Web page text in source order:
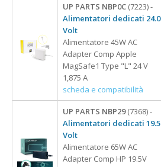
UP PARTS NBP0C (7223) -
Alimentatori dedicati 24.0
Volt
Alimentatore 45W AC
Adapter Comp Apple
MagSafe1 Type "L" 24 V
1,875 A
scheda e compatibilità
UP PARTS NBP29(7368) -
Alimentatori dedicati 19.5
Volt
Alimentatore 65W AC
Adapter Comp HP 19.5V